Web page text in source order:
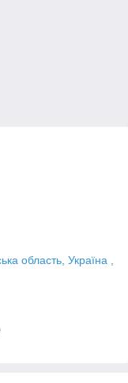
область, Україна ,